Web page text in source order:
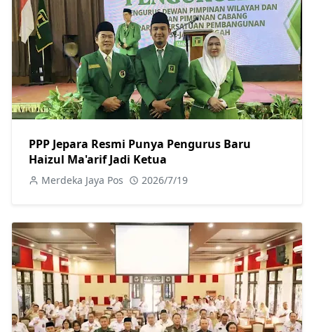
PPP Jepara Resmi Punya Pengurus Baru
Haizul Ma'arif Jadi Ketua
Merdeka Jaya Pos 2026/7/19